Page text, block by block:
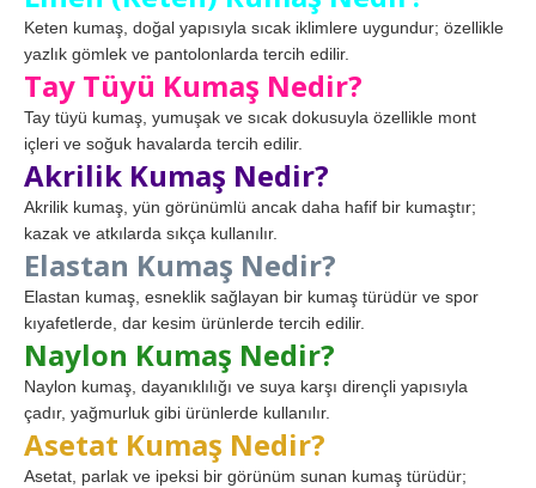
Keten kumaş, doğal yapısıyla sıcak iklimlere uygundur; özellikle
yazlık gömlek ve pantolonlarda tercih edilir.
Tay Tüyü Kumaş Nedir?
Tay tüyü kumaş, yumuşak ve sıcak dokusuyla özellikle mont
içleri ve soğuk havalarda tercih edilir.
Akrilik Kumaş Nedir?
Akrilik kumaş, yün görünümlü ancak daha hafif bir kumaştır;
kazak ve atkılarda sıkça kullanılır.
Elastan Kumaş Nedir?
Elastan kumaş, esneklik sağlayan bir kumaş türüdür ve spor
kıyafetlerde, dar kesim ürünlerde tercih edilir.
Naylon Kumaş Nedir?
Naylon kumaş, dayanıklılığı ve suya karşı dirençli yapısıyla
çadır, yağmurluk gibi ürünlerde kullanılır.
Asetat Kumaş Nedir?
Asetat, parlak ve ipeksi bir görünüm sunan kumaş türüdür;